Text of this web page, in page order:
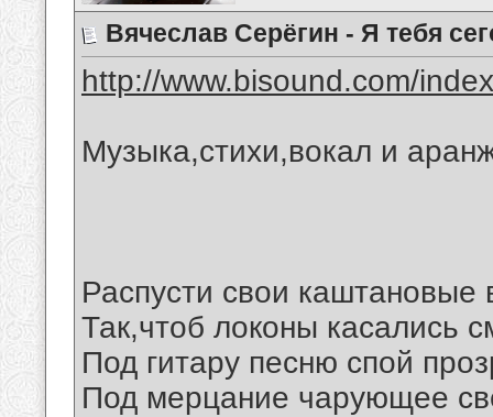
Вячеслав Серёгин - Я тебя
http://www.bisound.com/
Музыка,стихи,вокал и
Распусти свои каштановые
Так,чтоб локоны касались
Под гитару песню спой
Под мерцание чарующее